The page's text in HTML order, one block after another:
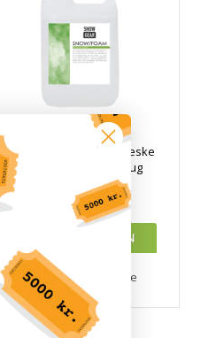
Showgear Sne/Skum Væske
5 liter 5 liter - klar til brug
DKK 329,00
Lagervare 1-2 dage